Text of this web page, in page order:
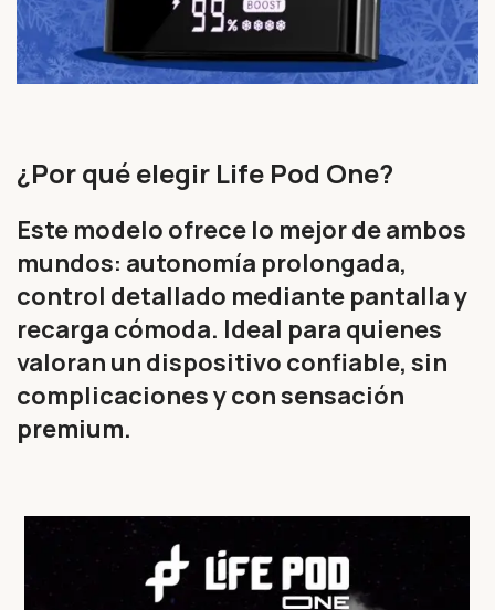
¿Por qué elegir Life Pod One?
Este modelo ofrece lo mejor de ambos
mundos: autonomía prolongada,
control detallado mediante pantalla y
recarga cómoda. Ideal para quienes
valoran un dispositivo confiable, sin
complicaciones y con sensación
premium.